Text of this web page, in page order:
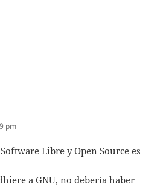
pm
Libre y Open Source es
a GNU, no debería haber